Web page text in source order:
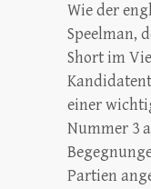
Wie der
Speelman,
Short im
einer
Nummer 3
Partien